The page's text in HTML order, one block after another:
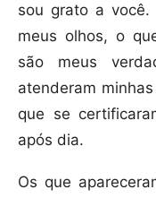
sou grato a
meus olhos, o
são meus
atenderam
que se
após dia.
Os que